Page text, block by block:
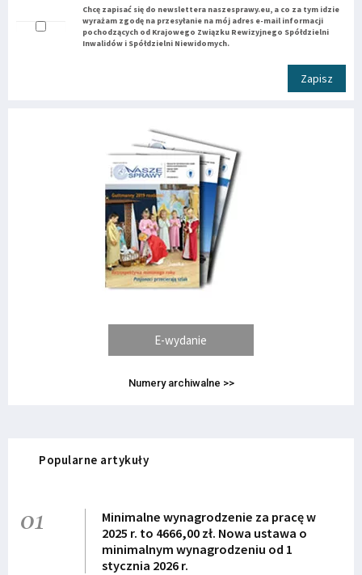
Chcę zapisać się do newslettera naszesprawy.eu, a co za tym idzie
wyrażam zgodę na przesyłanie na mój adres e-mail informacji
pochodzących od Krajowego Związku Rewizyjnego Spółdzielni
Inwalidów i Spółdzielni Niewidomych.
Zapisz
E-wydanie
Numery archiwalne >>
Popularne artykuły
01
Minimalne wynagrodzenie za pracę w
2025 r. to 4666,00 zł. Nowa ustawa o
minimalnym wynagrodzeniu od 1
stycznia 2026 r.